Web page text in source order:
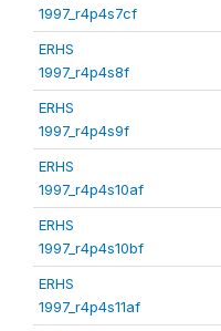
1997_r4p4s7cf
ERHS
1997_r4p4s8f
ERHS
1997_r4p4s9f
ERHS
1997_r4p4s10af
ERHS
1997_r4p4s10bf
ERHS
1997_r4p4s11af